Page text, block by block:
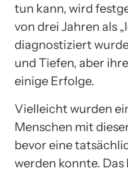
tun kann, wird
von drei Jahren als
diagnostiziert
und Tiefen, aber
einige Erfolge.
Vielleicht wurden
Menschen mit
bevor eine
werden konnte.